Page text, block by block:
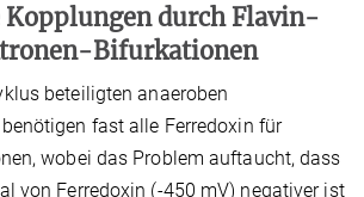
Kopplungen durch Flavin-
Bifurkationen
beteiligten anaeroben
fast alle Ferredoxin für
wobei das Problem auftaucht, dass
von Ferredoxin (-450 mV) negativer ist